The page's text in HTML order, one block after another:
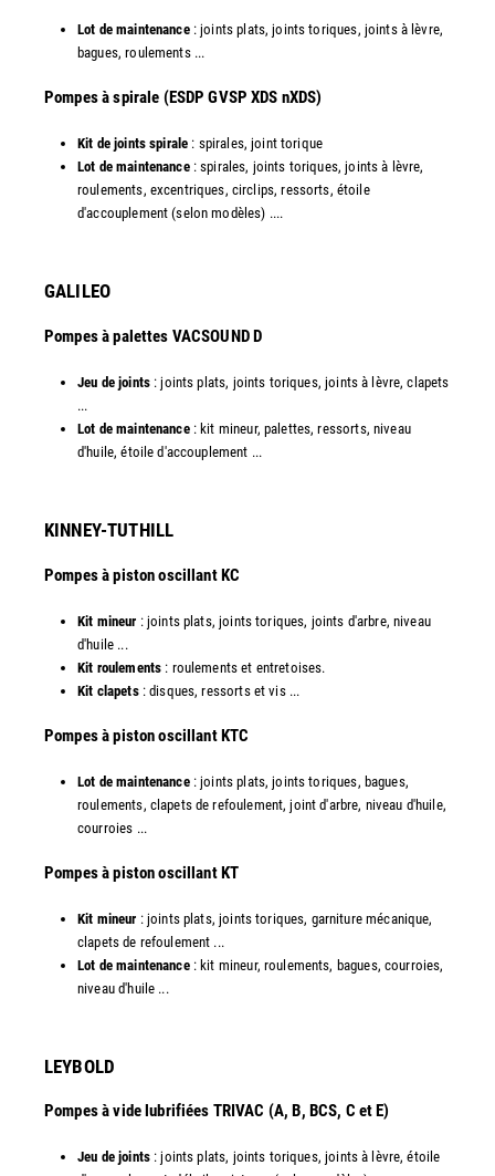
Lot de maintenance : joints plats, joints toriques, joints à lèvre,
bagues, roulements ...
​Pompes à spirale (ESDP GVSP XDS nXDS)
Kit de joints spirale : spirales, joint torique
Lot de maintenance: spirales, joints toriques, joints à lèvre,
roulements, excentriques, circlips, ressorts, étoile
d'accouplement (selon modèles) ....​
GALILEO
Pompes à palettes VACSOUND D
Jeu de joints : joints plats, joints toriques, joints à lèvre, clapets
...
Lot de maintenance: kit mineur, palettes, ressorts, niveau
d'huile, étoile d'accouplement ...​​
KINNEY-TUTHILL
Pompes à piston oscillant KC
Kit mineur : joints plats, joints toriques, joints d'arbre, niveau
d'huile ...
Kit roulements : roulements et entretoises.
Kit clapets: disques, ressorts et vis ...
​Pompes à piston oscillant KTC
Lot de maintenance : joints plats, joints toriques, bagues,
roulements, clapets de refoulement, joint d'arbre, niveau d'huile,
courroies ...
​Pompes à piston oscillant KT
Kit mineur : joints plats, joints toriques, garniture mécanique,
clapets de refoulement ...
Lot de maintenance: kit mineur, roulements, bagues, courroies,
niveau d'huile ...​
LEYBOLD
Pompes à vide lubrifiées TRIVAC (A, B, BCS, C et E)
Jeu de joints: joints plats, joints toriques, joints à lèvre, étoile